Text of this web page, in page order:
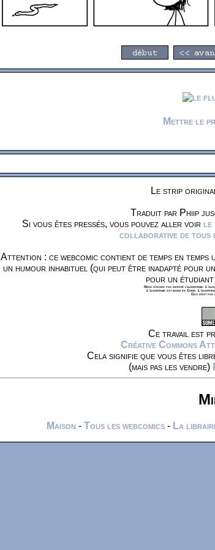
Mettre le
Le strip
Traduit par Phiip
Si vous êtes pressés, vous pouvez aller voir le
collaborative de tous
Attention : ce webcomic contient de temps en
un humour inhabituel (qui peut être inadapté pour
pour un
Nous n'avons pas inventé l'algorithme.
L'algorithme est banni en Chine.
Ceci n'est pas
Ce travail est
Créative Commons
Cela signifie que vous êtes
(mais pas les vendre)
Maison - Tous les webcomics - La